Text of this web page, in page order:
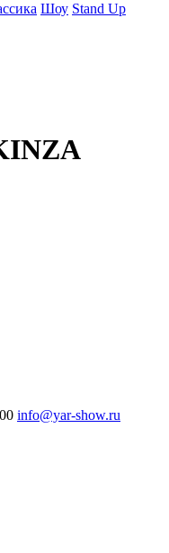
Шоу Stand Up
info@yar-show.ru